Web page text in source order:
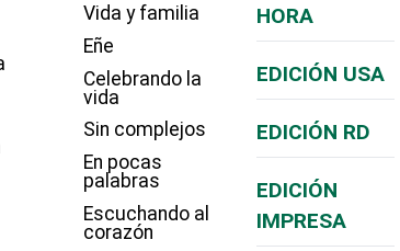
Vida y familia
Eñe
Celebrando la
vida
Sin complejos
En pocas
palabras
Escuchando al
corazón
HORA
EDICIÓN USA
EDICIÓN RD
EDICIÓN
IMPRESA